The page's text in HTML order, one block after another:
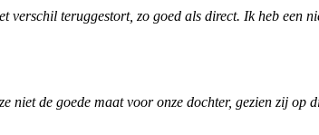
verschil teruggestort, zo goed als direct. Ik heb
de goede maat voor onze dochter, gezien zij op